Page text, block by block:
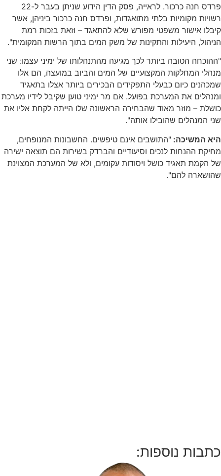
פרדס חנה כרכור. לראייה, פסק הדין הידוע שניתן בעבר ל-22
רשויות מקומיות בלתי מתואגדות, ופרדס חנה כרכור ביניהן, אשר
קיבלו אישור משפטי מפורש שלא להתאגד – וזאת בזכות רמת
הניהול, היעילות והתקינות של משק המים בתוך הרשות המקומית".
"ההוכחה הטובה ביותר לכך מגיעה מהתנהלותו של ימיני עצמו: שני
מנהלי המחלקות המקצועיים של המים והביוב במועצה, הם אלו
שמכהנים כיום כבעלי התפקידים הבכירים ביותר אצלו בתאגיד
ומנהלים את המערכת בפועל. אם מר ימיני טוען שקיבל לידיו מערכת
כושלת – מוזר מאוד שהבחירה הראשונה שלו הייתה לקחת אליו את
שני המנהלים שהובילו אותה".
היא המשיכה: "התושבים אינם טיפשים. החשבונות המנופחים,
מחיקת ההנחות לנכים וסיעודיים והברדק בשירות הם תוצאה ישירה
של הקמת תאגיד כושל ויסודות עקומים, ולא של המערכת המצוינת
שהושארה להם".
כתבות נוספות: